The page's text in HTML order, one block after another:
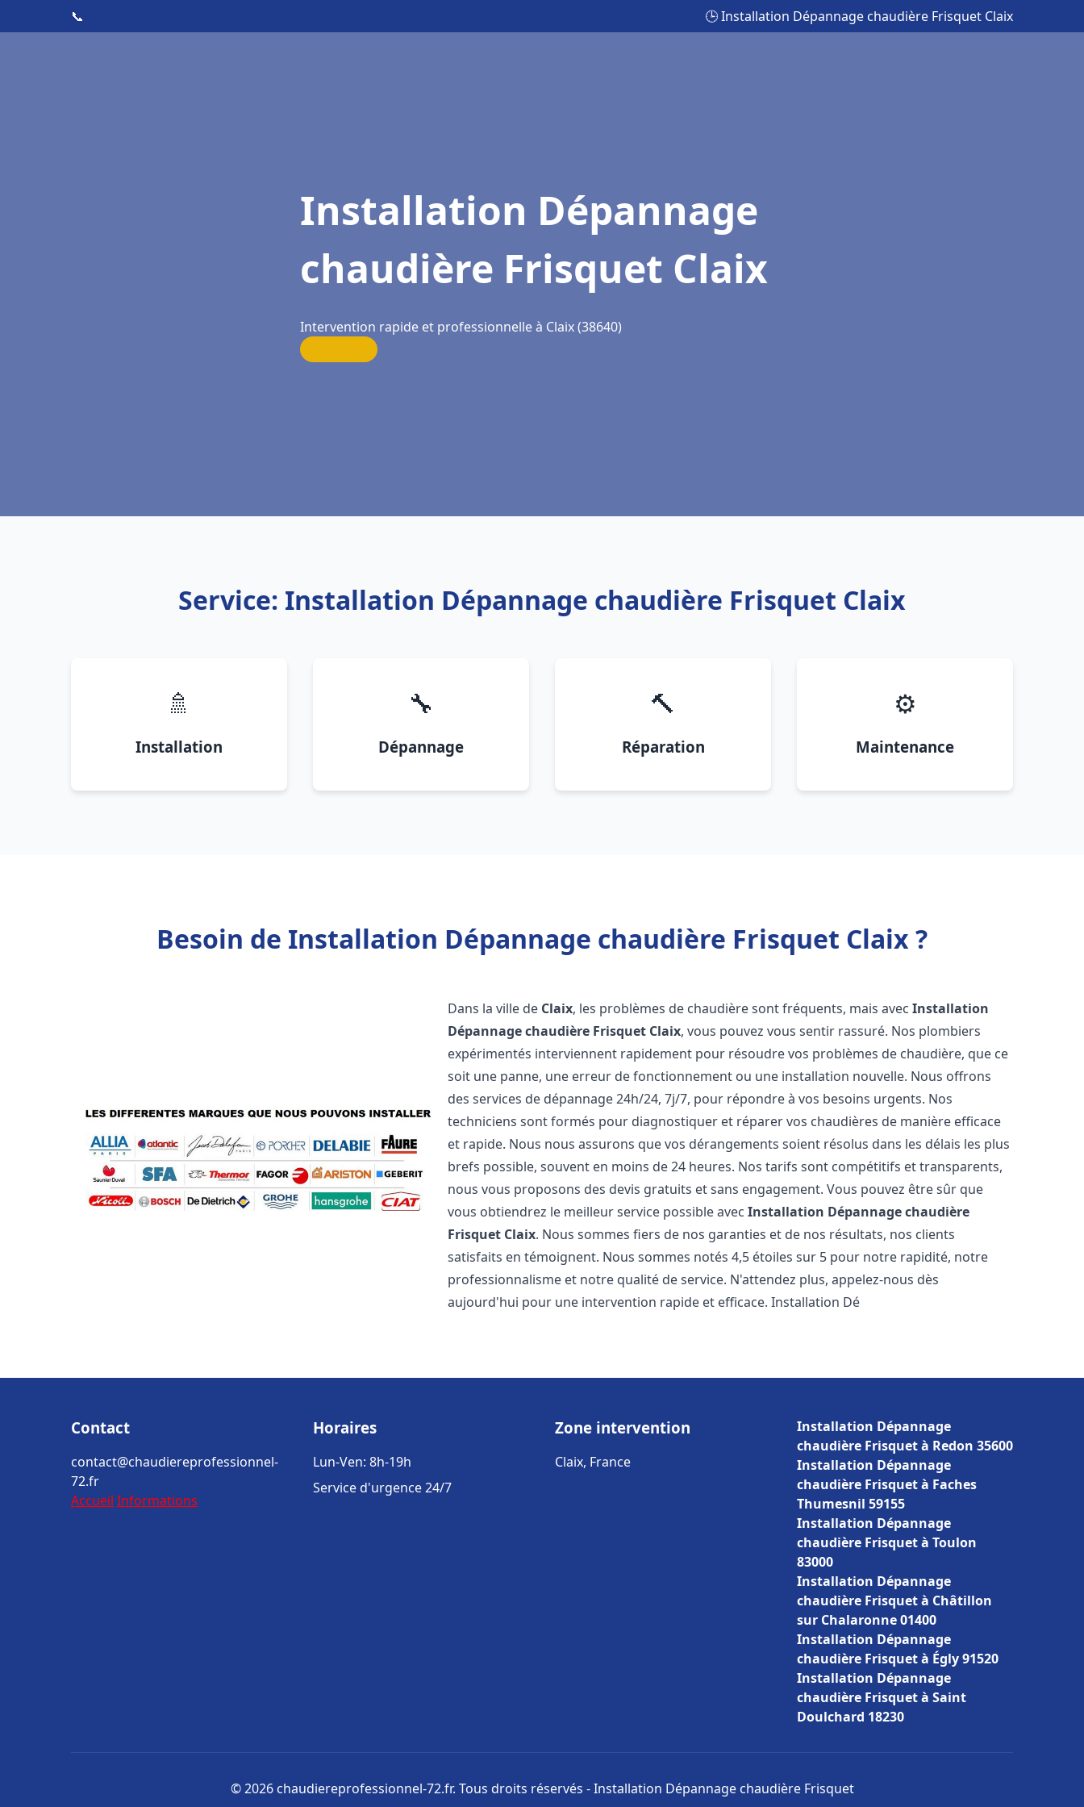
📞 🕒 Installation Dépannage chaudière Frisquet Claix
Installation Dépannage
chaudière Frisquet Claix
Intervention rapide et professionnelle à Claix (38640)
Service: Installation Dépannage chaudière Frisquet Claix
🚿
Installation
🔧
Dépannage
🔨
Réparation
⚙️
Maintenance
Besoin de Installation Dépannage chaudière Frisquet Claix ?
Dans la ville de Claix, les problèmes de chaudière sont fréquents, mais avecInstallation
Dépannage chaudière Frisquet Claix, vous pouvez vous sentir rassuré. Nos plombiers
expérimentés interviennent rapidement pour résoudre vos problèmes de chaudière, que ce
soit une panne, une erreur de fonctionnement ou une installation nouvelle. Nous offrons
des services de dépannage 24h/24, 7j/7, pour répondre à vos besoins urgents. Nos
techniciens sont formés pour diagnostiquer et réparer vos chaudières de manière efficace
et rapide. Nous nous assurons que vos dérangements soient résolus dans les délais les plus
brefs possible, souvent en moins de 24 heures. Nos tarifs sont compétitifs et transparents,
nous vous proposons des devis gratuits et sans engagement. Vous pouvez être sûr que
vous obtiendrez le meilleur service possible avecInstallation Dépannage chaudière
Frisquet Claix. Nous sommes fiers de nos garanties et de nos résultats, nos clients
satisfaits en témoignent. Nous sommes notés 4,5 étoiles sur 5 pour notre rapidité, notre
professionnalisme et notre qualité de service. N'attendez plus, appelez-nous dès
aujourd'hui pour une intervention rapide et efficace. Installation Dé
Contact
contact@chaudiereprofessionnel-
72.fr
Accueil Informations
Horaires
Lun-Ven: 8h-19h
Service d'urgence 24/7
Zone intervention
Claix, France
Installation Dépannage
chaudière Frisquet à Redon 35600
Installation Dépannage
chaudière Frisquet à Faches
Thumesnil 59155
Installation Dépannage
chaudière Frisquet à Toulon
83000
Installation Dépannage
chaudière Frisquet à Châtillon
sur Chalaronne 01400
Installation Dépannage
chaudière Frisquet à Égly 91520
Installation Dépannage
chaudière Frisquet à Saint
Doulchard 18230
© 2026 chaudiereprofessionnel-72.fr. Tous droits réservés - Installation Dépannage chaudière Frisquet